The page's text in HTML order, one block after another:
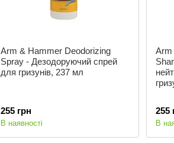
Arm & Hammer Deodorizing
Spray - Дезодоруючий спрей
для гризунів, 237 мл
255 грн
В наявності
Arm
255
В